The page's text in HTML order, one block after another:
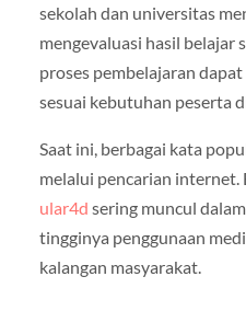
sekolah dan universitas
mengevaluasi hasil belajar
proses pembelajaran
sesuai kebutuhan peserta
Saat ini, berbagai kata
melalui pencarian internet.
ular4d sering muncul
tingginya penggunaan
kalangan masyarakat.